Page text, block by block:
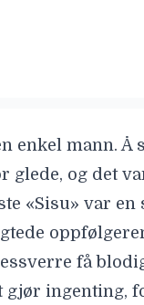
enkel mann.
glede, og det
«Sisu» var
få
gjør ingenting,